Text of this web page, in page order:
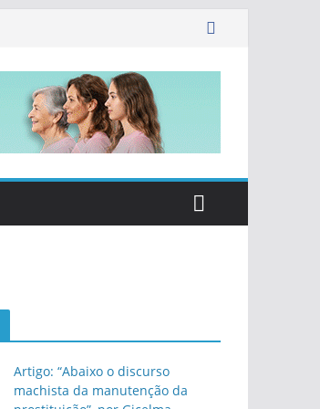
Artigo: “Abaixo o discurso
machista da manutenção da